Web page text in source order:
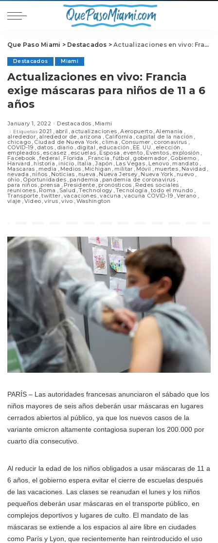
Que Paso Miami > Destacados >Actualizaciones en vivo: Francia exige máscaras para niños de 11 a 6 años
Destacados Miami
Actualizaciones en vivo: Francia
exige máscaras para niños de 11 a 6
años
January 1, 2022 Destacados Miami
Etiquetas 2021 abril actualizaciones Aeropuerto Alemania
alrededor alrededor de arizona California capital de la nación
chicago Ciudad de Nueva York clima Consumer coronavirus
COVID-19 datos diario digital educación EE. UU. elección
empleados escasez escuelas Esposa evento Eventos explosión
Facebook federal Florida. Francia fútbol gobernador Gobierno
Harvard historia inicio Italia Japón Las Vegas Lenovo mandato
Mascaras media Medios Michigan militar Móvil muertes Navidad
nevada niños Noticias nueva Nueva Jersey Nueva York nuevo
ohio Oportunidades pandemia pandemia de coronavirus
para niños prensa Presidente pronósticos Redes sociales
reuniones Roma Salud Technology Tecnología todo el mundo
Transporte twitter vacaciones vacuna vacuna COVID-19 Verano
viaje Video virus vivo Washington
PARÍS – Las autoridades francesas anunciaron el sábado que los
niños mayores de seis años deberán usar máscaras en lugares
cerrados abiertos al público, ya que los nuevos casos de la
variante omicron altamente contagiosa superan los 200.000 por
cuarto día consecutivo.
Al reducir la edad de los niños obligados a usar máscaras de 11 a
6 años, el gobierno espera evitar el cierre de escuelas después
de las vacaciones. Las clases se reanudan el lunes y los niños
pequeños deberán usar máscaras en el transporte público, en
complejos deportivos y lugares de culto. El mandato de las
máscaras se extiende a los espacios al aire libre en ciudades
como París y Lyon, que recientemente han reintroducido el uso